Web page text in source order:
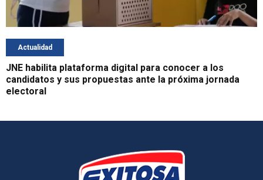
Actualidad
JNE habilita plataforma digital para conocer a los
candidatos y sus propuestas ante la próxima jornada
electoral